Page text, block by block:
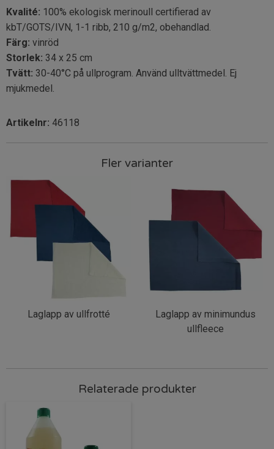
Kvalité: 100% ekologisk merinoull certifierad av
kbT/GOTS/IVN, 1-1 ribb, 210 g/m2, obehandlad.
Färg: vinröd
Storlek: 34 x 25 cm
Tvätt: 30-40°C på ullprogram. Använd ulltvättmedel. Ej
mjukmedel.
Artikelnr: 46118
Fler varianter
Laglapp av ullfrotté
Laglapp av minimundus
ullfleece
Relaterade produkter